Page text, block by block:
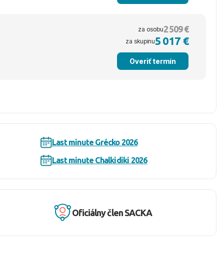
za osobu2 509 €
za skupinu5 017 €
Overiť termín
Last minute Grécko 2026
Last minute Chalkidiki 2026
Oficiálny člen SACKA